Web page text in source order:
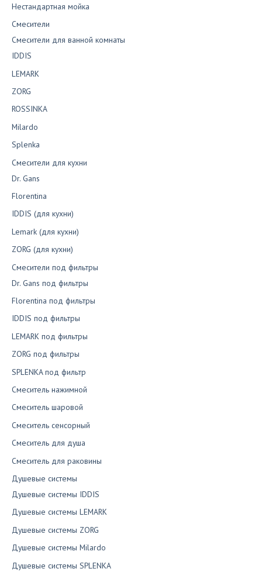
Нестандартная мойка
Смесители
Смесители для ванной комнаты
IDDIS
LEMARK
ZORG
ROSSINKA
Milardo
Splenka
Смесители для кухни
Dr. Gans
Florentina
IDDIS (для кухни)
Lemark (для кухни)
ZORG (для кухни)
Смесители под фильтры
Dr. Gans под фильтры
Florentina под фильтры
IDDIS под фильтры
LEMARK под фильтры
ZORG под фильтры
SPLENKA под фильтр
Смеситель нажимной
Смеситель шаровой
Смеситель сенсорный
Смеситель для душа
Смеситель для раковины
Душевые системы
Душевые системы IDDIS
Душевые системы LEMARK
Душевые системы ZORG
Душевые системы Milardo
Душевые системы SPLENKA